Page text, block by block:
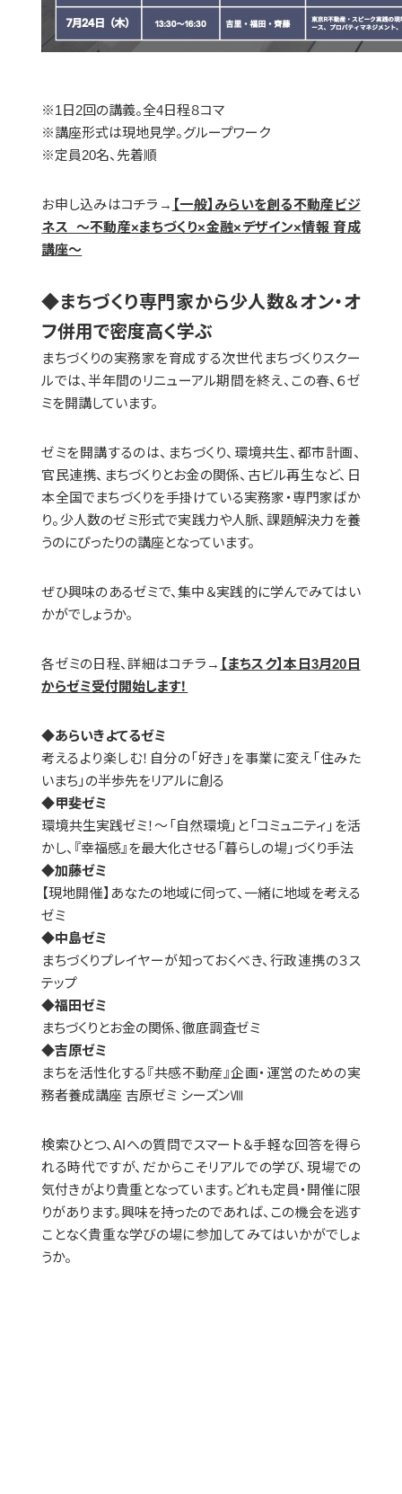
※1日2回の講義。全4日程８コマ
※講座形式は現地見学。グループワーク
※定員20名、先着順
お申し込みはコチラ→ 【一般】みらいを創る不動産ビジ
ネス ～不動産×まちづくり×金融×デザイン×情報 育成
講座～
◆まちづくり専門家から少人数＆オン・オ
フ併用で密度高く学ぶ
まちづくりの実務家を育成する次世代まちづくりスクー
ルでは、半年間のリニューアル期間を終え、この春、６ゼ
ミを開講しています。
ゼミを開講するのは、まちづくり、環境共生、都市計画、
官民連携、まちづくりとお金の関係、古ビル再生など、日
本全国でまちづくりを手掛けている実務家・専門家ばか
り。少人数のゼミ形式で実践力や人脈、課題解決力を養
うのにぴったりの講座となっています。
ぜひ興味のあるゼミで、集中＆実践的に学んでみてはい
かがでしょうか。
各ゼミの日程、詳細はコチラ→ 【まちスク】本日3月20日
からゼミ受付開始します！
◆あらいきよてるゼミ
考えるより楽しむ！自分の「好き」を事業に変え「住みた
いまち」の半歩先をリアルに創る
◆甲斐ゼミ
環境共生実践ゼミ！～「自然環境」と「コミュニティ」を活
かし、『幸福感』を最大化させる「暮らしの場」づくり手法
◆加藤ゼミ
【現地開催】あなたの地域に伺って、一緒に地域を考える
ゼミ
◆中島ゼミ
まちづくりプレイヤーが知っておくべき、行政連携の３ス
テップ
◆福田ゼミ
まちづくりとお金の関係、徹底調査ゼミ
◆吉原ゼミ
まちを活性化する『共感不動産』企画・運営のための実
務者養成講座 吉原ゼミ シーズンⅧ
検索ひとつ、AIへの質問でスマート＆手軽な回答を得ら
れる時代ですが、だからこそリアルでの学び、現場での
気付きがより貴重となっています。どれも定員・開催に限
りがあります。興味を持ったのであれば、この機会を逃す
ことなく貴重な学びの場に参加してみてはいかがでしょ
うか。